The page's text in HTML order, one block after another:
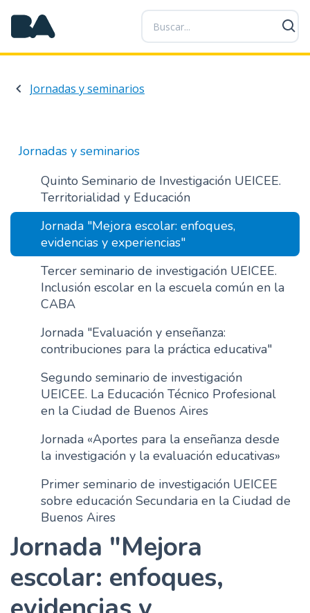
P
a
s
a
e
n
i
d
o
p
r
c
i
p
a
l
Jornadas y seminarios
Jornadas y seminarios
Quinto Seminario de Investigación UEICEE.
Territorialidad y Educación
Jornada "Mejora escolar: enfoques,
evidencias y experiencias"
Tercer seminario de investigación UEICEE.
Inclusión escolar en la escuela común en la
CABA
Jornada "Evaluación y enseñanza:
contribuciones para la práctica educativa"
Segundo seminario de investigación
UEICEE. La Educación Técnico Profesional
en la Ciudad de Buenos Aires
Jornada «Aportes para la enseñanza desde
la investigación y la evaluación educativas»
Primer seminario de investigación UEICEE
sobre educación Secundaria en la Ciudad de
Buenos Aires
Jornada "Mejora
escolar: enfoques,